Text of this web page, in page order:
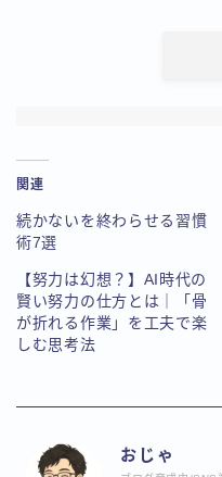
関連
続かないを終わらせる習慣
術7選
【努力は幻想？】AI時代の
賢い努力の仕方とは｜「骨
が折れる作業」を工夫で楽
しむ思考法
おじゃ